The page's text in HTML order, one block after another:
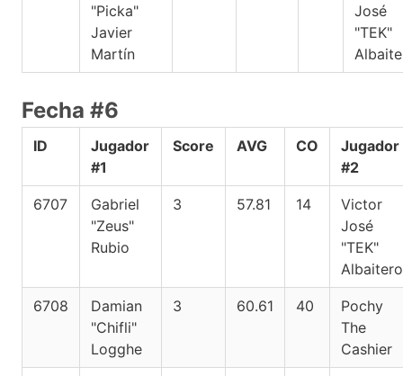
"Picka"
Javier
Martín
José
"TEK"
Fecha #6
ID
Jugador
#1
Score AVG CO
Jugador
#2
6707
Gabriel
"Zeus"
Rubio
3 57.81 14
Victor
José
"TEK"
Albaitero
6708
Damian
"Chifli"
Logghe
3 60.61 40
Pochy
The
Cashier